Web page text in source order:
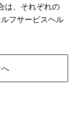
は、それぞれの
フサービスヘル